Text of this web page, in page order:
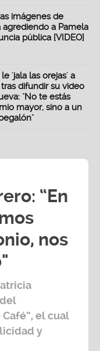
imágenes de
agrediendo a Pamela
pública [VIDEO]
'jala las orejas' a
difundir su video
"No te estás
mayor, sino a un
“En
nos
el cual
y